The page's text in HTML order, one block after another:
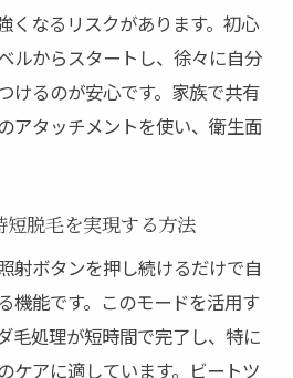
くなるリスクがあります。初心
ルからスタートし、徐々に自分
けるのが安心です。家族で共有
アタッチメントを使い、衛生面
脱毛を実現する方法
射ボタンを押し続けるだけで自
機能です。このモードを活用す
毛処理が短時間で完了し、特に
ケアに適しています。ビートツ